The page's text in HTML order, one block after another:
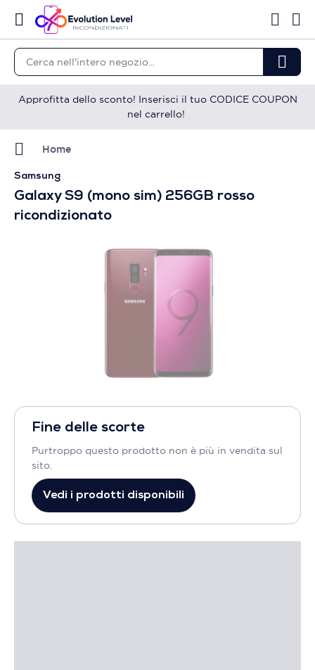
Approfitta dello sconto! Inserisci il tuo CODICE COUPON
nel carrello!
Home
Samsung
Galaxy S9 (mono sim) 256GB rosso
ricondizionato
Fine delle scorte
Purtroppo questo prodotto non è più in vendita sul
sito.
Vedi i prodotti disponibili